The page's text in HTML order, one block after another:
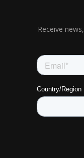
Receive